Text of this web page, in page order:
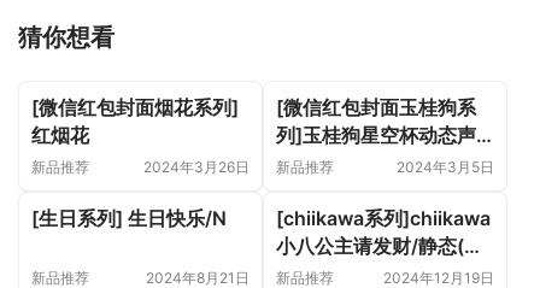
猜你想看
[微信红包封面烟花系列]
红烟花
新品推荐 2024年3月26日
[微信红包封面玉桂狗系
列]玉桂狗星空杯动态声
效款
新品推荐 2024年3月5日
[生日系列] 生日快乐/N
新品推荐 2024年8月21日
[chiikawa系列]chiikawa
小八公主请发财/静态(无
售后)
新品推荐 2024年12月19日